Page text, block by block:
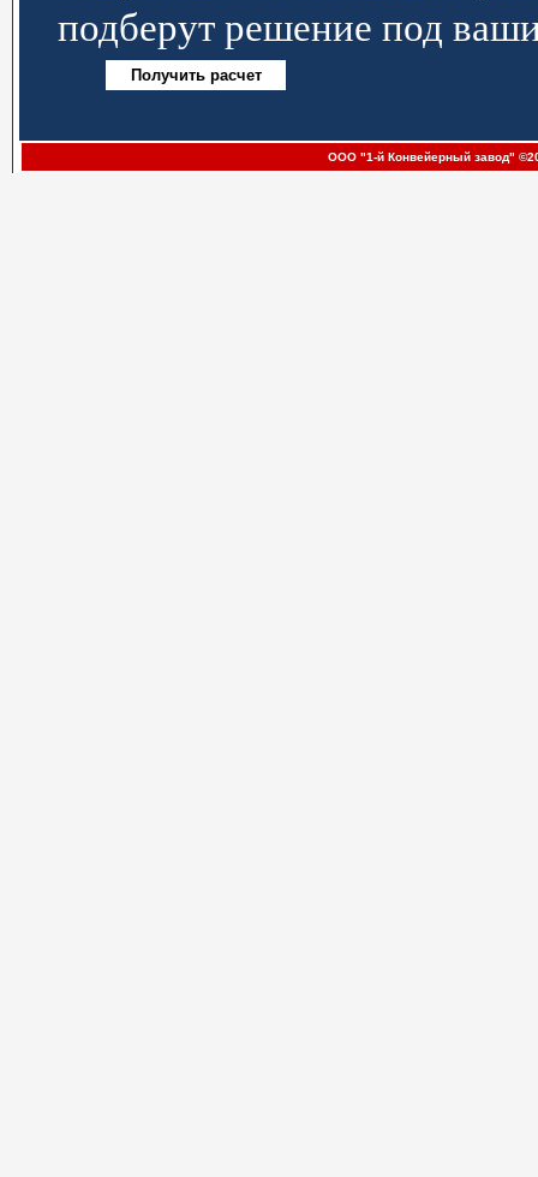
подберут решение под
ООО "1-й Конвейерный завод"